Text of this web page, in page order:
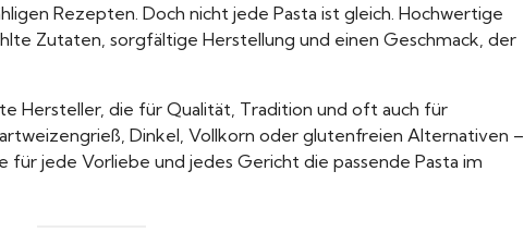
Rezepten. Doch nicht jede Pasta ist gleich. Hochwertige
Zutaten, sorgfältige Herstellung und einen Geschmack, der
Hersteller, die für Qualität, Tradition und oft auch für
Dinkel, Vollkorn oder glutenfreien Alternativen –
für jede Vorliebe und jedes Gericht die passende Pasta im